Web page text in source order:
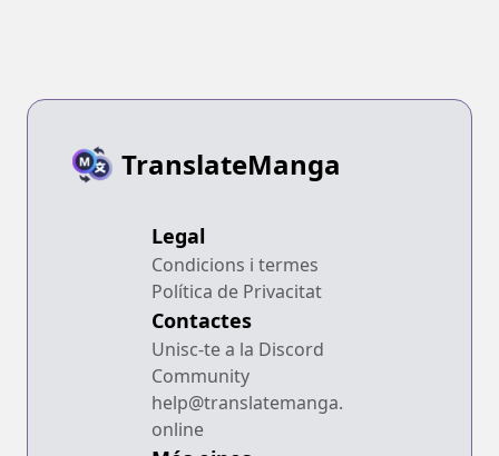
TranslateManga
Legal
Condicions i termes
Política de Privacitat
Contactes
Unisc-te a la Discord
Community
help@translatemanga.
online